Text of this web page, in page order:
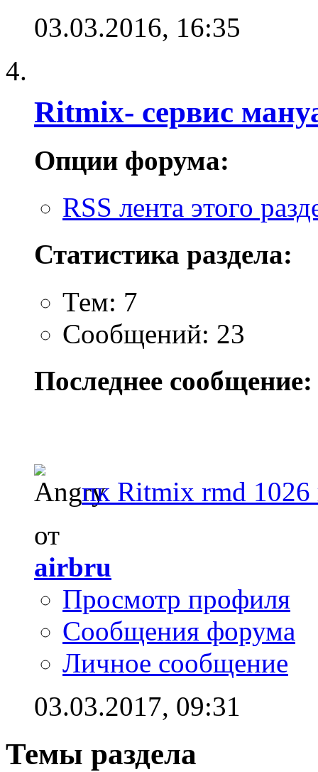
03.03.2016, 16:35
Ritmix- cервис
Опции форума:
RSS лента этого
Статистика раздела:
Тем: 7
Сообщений: 23
Последнее сообщение:
пк Ritmix rmd 1026
от
airbru
Просмотр профиля
Сообщения форума
Личное сообщение
03.03.2017, 09:31
Темы раздела